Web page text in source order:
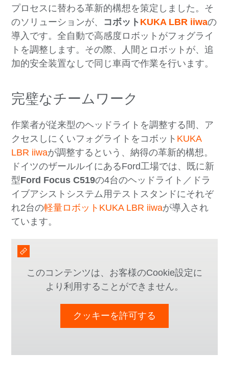
プロセスに替わる革新的構想を策定しました。そ
のソリューションが、 コボット KUKA LBR iiwaの
導入です。全自動で高感度ロボットがフォグライ
トを調整します。その際、人間とロボットが、追
加的安全装置なしで同じ車両で作業を行います。
完璧なチームワーク
作業者が従来型のヘッドライトを調整する間、ア
クセスしにくいフォグライトをコボット KUKA
LBR iiwaが調整するという、納得の革新的構想。
ドイツのザールルイにあるFord工場では、既に新
型Ford Focus C519の4台のヘッドライト／ドラ
イブアシストシステム用テストスタンドにそれぞ
れ2台の軽量ロボットKUKA LBR iiwaが導入され
ています。
このコンテンツは、お客様のCookie設定に
より利用することができません。
クッキーを許可する